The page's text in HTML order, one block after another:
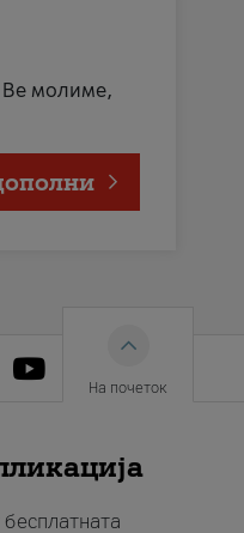
Ве молиме,
На почеток